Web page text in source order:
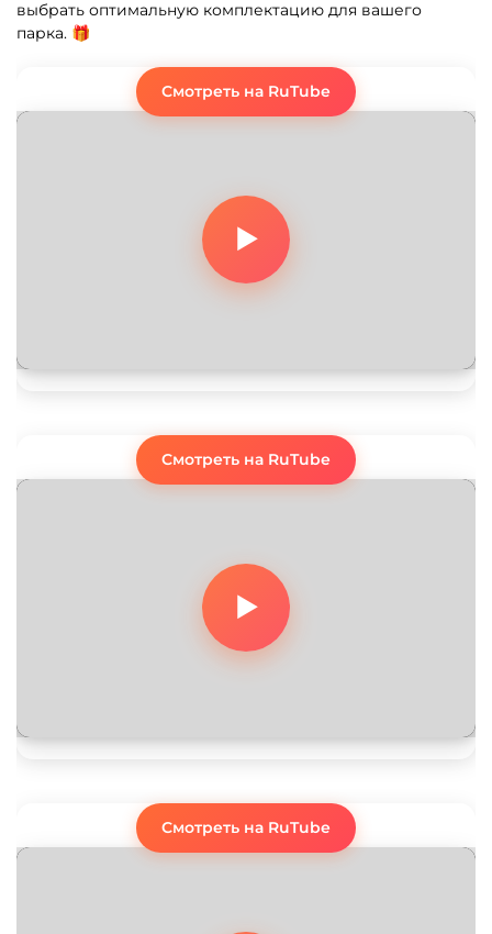
выбрать оптимальную комплектацию для вашего
парка. 🎁
Смотреть на RuTube
Смотреть на RuTube
Смотреть на RuTube